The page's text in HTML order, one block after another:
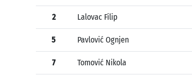
2 Lalovac Filip
5 Pavlović Ognjen
7 Tomović Nikola